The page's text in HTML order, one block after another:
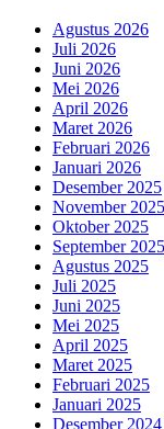
Agustus 2026
Juli 2026
Juni 2026
Mei 2026
April 2026
Maret 2026
Februari 2026
Januari 2026
Desember 2025
November 2025
Oktober 2025
September 2025
Agustus 2025
Juli 2025
Juni 2025
Mei 2025
April 2025
Maret 2025
Februari 2025
Januari 2025
Desember 2024